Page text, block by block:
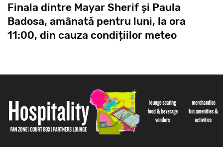
Finala dintre Mayar Sherif și Paula
Badosa, amânată pentru luni, la ora
11:00, din cauza condițiilor meteo